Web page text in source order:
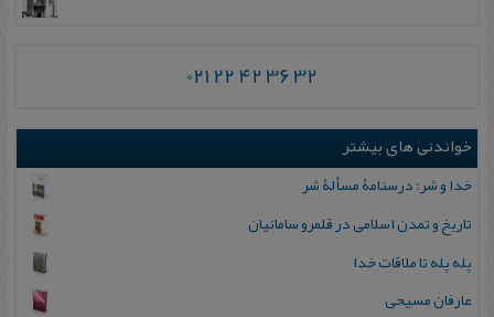
021 22 42 36 32
خواندنی های بیشتر
خدا و شر: درسنامۀ مسألۀ شر
تاریخ و تمدن اسلامی در قلمرو سامانیان
پله پله تا ملاقات خدا
عارفان مسیحی